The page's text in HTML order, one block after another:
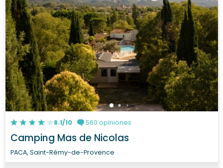
8.1/10 560 opiniones
Camping Mas de Nicolas
PACA, Saint-Rémy-de-Provence